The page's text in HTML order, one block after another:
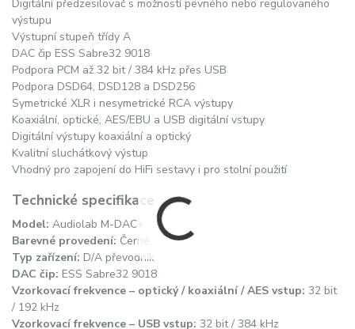
Digitální předzesilovač s možností pevného nebo regulovaného
výstupu
Výstupní stupeň třídy A
DAC čip ESS Sabre32 9018
Podpora PCM až 32 bit / 384 kHz přes USB
Podpora DSD64, DSD128 a DSD256
Symetrické XLR i nesymetrické RCA výstupy
Koaxiální, optické, AES/EBU a USB digitální vstupy
Digitální výstupy koaxiální a optický
Kvalitní sluchátkový výstup
Vhodný pro zapojení do HiFi sestavy i pro stolní použití
Technické specifikace
Model: Audiolab M-DAC+
Barevné provedení: Černé
Typ zařízení: D/A převodník
DAC čip: ESS Sabre32 9018
Vzorkovací frekvence – optický / koaxiální / AES vstup: 32 bit
/ 192 kHz
Vzorkovací frekvence – USB vstup: 32 bit / 384 kHz